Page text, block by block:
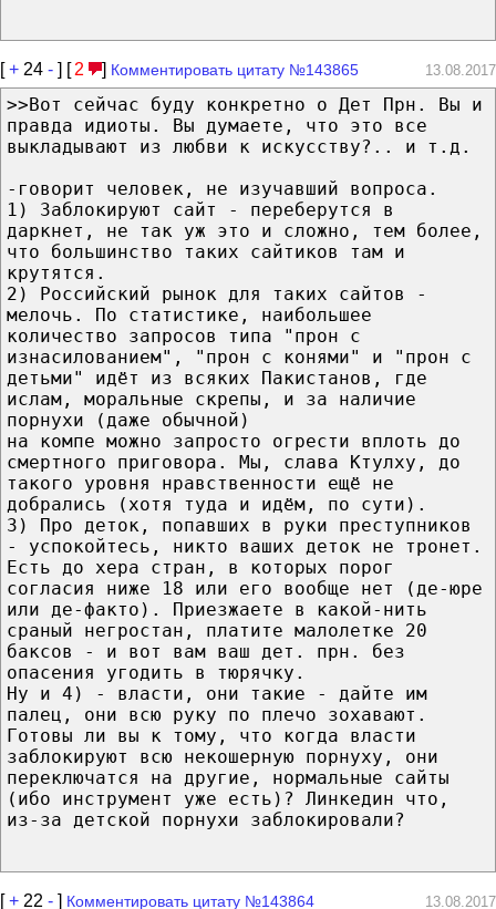
[+ 24 - ] [ 2 ] Комментировать цитату №143865 13.08.2017
>>Вот сейчас буду конкретно о Дет Прн. Вы и
правда идиоты. Вы думаете, что это все
выкладывают из любви к искусству?.. и т.д.
-говорит человек, не изучавший вопроса.
1) Заблокируют сайт - переберутся в
даркнет, не так уж это и сложно, тем более,
что большинство таких сайтиков там и
крутятся.
2) Российский рынок для таких сайтов -
мелочь. По статистике, наибольшее
количество запросов типа "прон с
изнасилованием", "прон с конями" и "прон с
детьми" идёт из всяких Пакистанов, где
ислам, моральные скрепы, и за наличие
порнухи (даже обычной)
на компе можно запросто огрести вплоть до
смертного приговора. Мы, слава Ктулху, до
такого уровня нравственности ещё не
добрались (хотя туда и идём, по сути).
3) Про деток, попавших в руки преступников
- успокойтесь, никто ваших деток не тронет.
Есть до хера стран, в которых порог
согласия ниже 18 или его вообще нет (де-юре
или де-факто). Приезжаете в какой-нить
сраный негростан, платите малолетке 20
баксов - и вот вам ваш дет. прн. без
опасения угодить в тюрячку.
Ну и 4) - власти, они такие - дайте им
палец, они всю руку по плечо зохавают.
Готовы ли вы к тому, что когда власти
заблокируют всю некошерную порнуху, они
переключатся на другие, нормальные сайты
(ибо инструмент уже есть)? Линкедин что,
из-за детской порнухи заблокировали?
[+ 22 - ] Комментировать цитату №143864 13.08.2017